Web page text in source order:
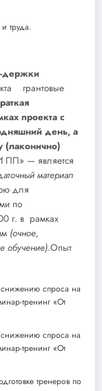
труда.
-держки
грантовые
проекта с
день, а
(лаконично)
— является
материал
для
по
г. в рамках
(очное,
обучение).Опыт
спроса на
тренинг «От
спроса на
тренинг «От
тренеров по